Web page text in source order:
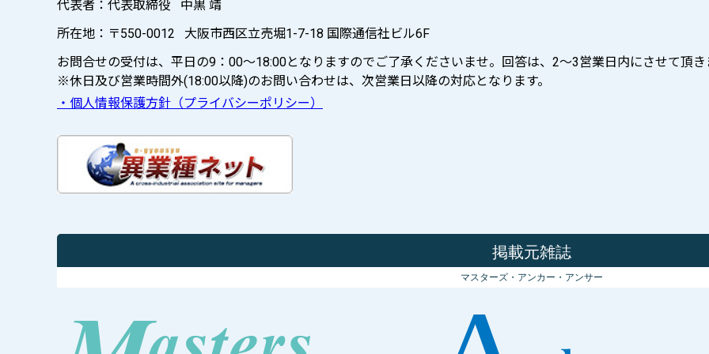
代表者：代表取締役 中黒 靖
所在地：〒550-0012 大阪市西区立売堀1-7-18 国際通信社ビル6F
お問合せの受付は、平日の9：00～18:00となりますのでご了承くださいませ。回答は、2〜3営業日内にさせて頂き
※休日及び営業時間外(18:00以降)のお問い合わせは、次営業日以降の対応となります。
・個人情報保護方針（プライバシーポリシー）
掲載元雑誌
マスターズ・アンカー・アンサー